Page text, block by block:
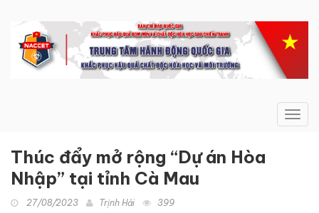
Thúc đẩy mở rộng “Dự án Hòa
Nhập” tại tỉnh Cà Mau
27/08/2023 Trịnh Hải 399